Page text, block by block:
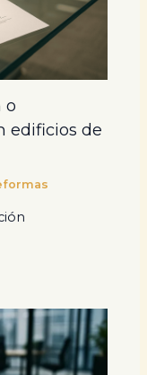
o
edificios de